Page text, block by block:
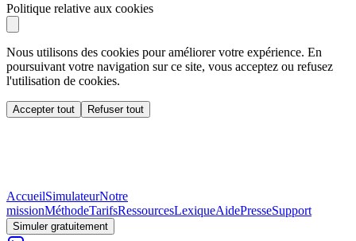
Politique relative aux cookies
Nous utilisons des cookies pour améliorer votre expérience. En
poursuivant votre navigation sur ce site, vous acceptez ou refusez
l'utilisation de cookies.
Accepter tout Refuser tout
AccueilSimulateurNotre
missionMéthodeTarifsRessourcesLexiqueAidePresseSupport
Simuler gratuitement